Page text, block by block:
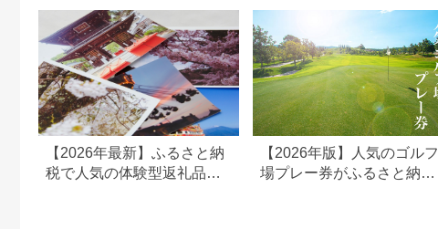
お泊り 別府温泉 別府
観光 地獄めぐり 旅 お
すすめ 人気 体験型 節
約_B030-007
【2026年最新】ふるさと納
税で人気の体験型返礼品！
【2026年版】人気のゴルフ
場プレー券がふるさと納税